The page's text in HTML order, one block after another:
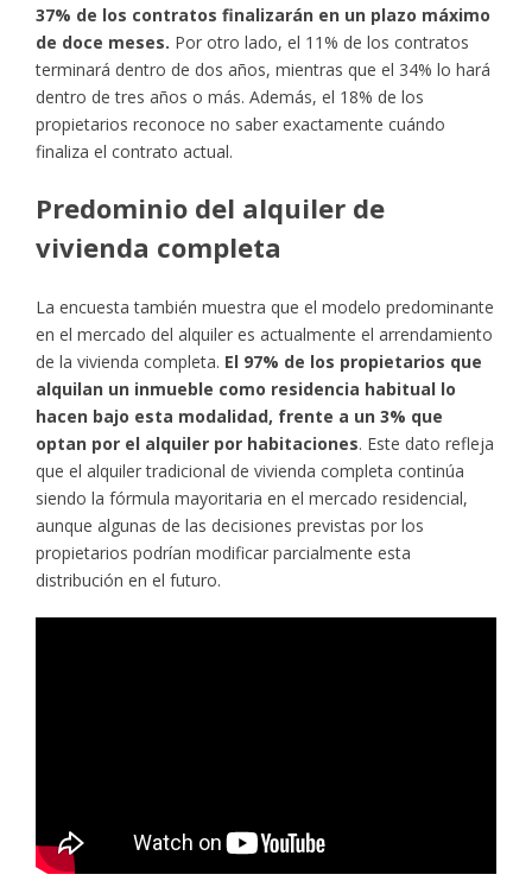
37% de los contratos finalizarán en un plazo máximo
de doce meses. Por otro lado, el 11% de los contratos
terminará dentro de dos años, mientras que el 34% lo hará
dentro de tres años o más. Además, el 18% de los
propietarios reconoce no saber exactamente cuándo
finaliza el contrato actual.
Predominio del alquiler de
vivienda completa
La encuesta también muestra que el modelo predominante
en el mercado del alquiler es actualmente el arrendamiento
de la vivienda completa. El 97% de los propietarios que
alquilan un inmueble como residencia habitual lo
hacen bajo esta modalidad, frente a un 3% que
optan por el alquiler por habitaciones. Este dato refleja
que el alquiler tradicional de vivienda completa continúa
siendo la fórmula mayoritaria en el mercado residencial,
aunque algunas de las decisiones previstas por los
propietarios podrían modificar parcialmente esta
distribución en el futuro.